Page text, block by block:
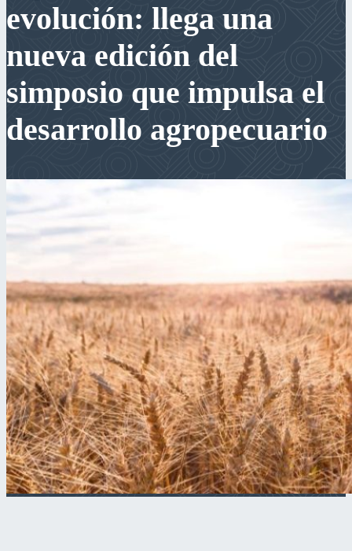
evolución: llega una
nueva edición del
simposio que impulsa el
desarrollo agropecuario